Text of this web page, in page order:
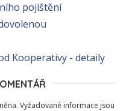
pojištění
Kooperativy - detaily
Vyžadované informace jsou